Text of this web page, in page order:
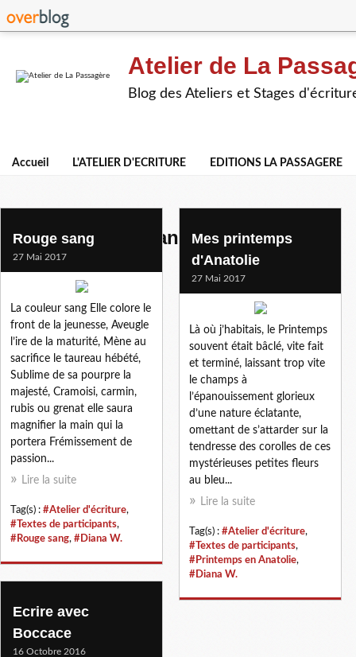
Atelier de La
Blog des Ateliers et Stages
Accueil L'ATELIER D'ECRITURE EDITIONS LA PASSAGERE
textes de participants
Rouge sang
27 Mai 2017
La couleur sang Elle colore le
front de la jeunesse, Aveugle
l’ire de la maturité, Mène au
sacrifice le taureau hébété,
Sublime de sa pourpre la
majesté, Cramoisi, carmin,
rubis ou grenat elle saura
magnifier la main qui la
portera Frémissement de
passion...
Lire la suite
Tag(s) : #Atelier d'écriture,
#Textes de participants,
#Rouge sang, #Diana W.
Mes printemps
d'Anatolie
27 Mai 2017
Là où j’habitais, le Printemps
souvent était bâclé, vite fait
et terminé, laissant trop vite
le champs à
l’épanouissement glorieux
d’une nature éclatante,
omettant de s’attarder sur la
tendresse des corolles de ces
mystérieuses petites fleurs
au bleu...
Lire la suite
Tag(s) : #Atelier d'écriture,
#Textes de participants,
#Printemps en Anatolie,
#Diana W.
Ecrire avec
Boccace
16 Octobre 2016